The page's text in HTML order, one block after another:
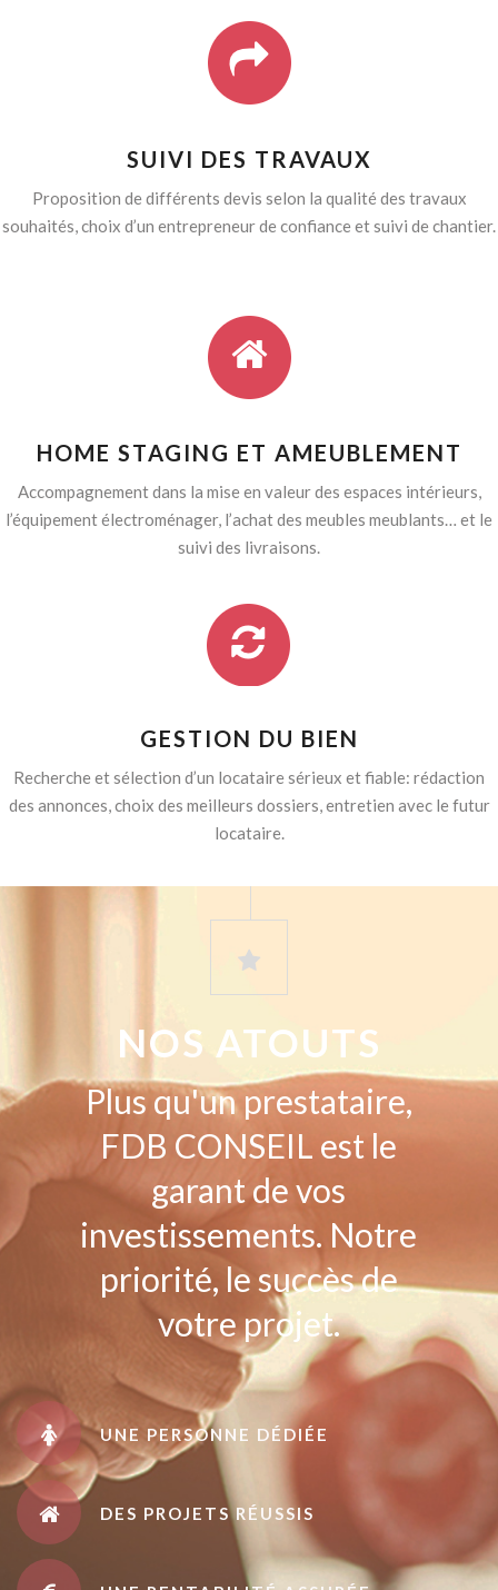
SUIVI DES TRAVAUX
Proposition de différents devis selon la qualité des travaux
souhaités, choix d’un entrepreneur de confiance et suivi de chantier.
HOME STAGING ET AMEUBLEMENT
Accompagnement dans la mise en valeur des espaces intérieurs,
l’équipement électroménager, l’achat des meubles meublants… et le
suivi des livraisons.
GESTION DU BIEN
Recherche et sélection d’un locataire sérieux et fiable: rédaction
des annonces, choix des meilleurs dossiers, entretien avec le futur
locataire.
NOS ATOUTS
Plus qu'un prestataire,
FDB CONSEIL est le
garant de vos
investissements. Notre
priorité, le succès de
votre projet.
UNE PERSONNE DÉDIÉE
DES PROJETS RÉUSSIS